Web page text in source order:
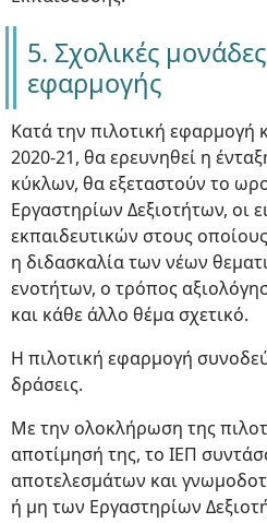
5. Σχολικές
εφαρμογής
Κατά την πιλοτική εφαρμογή
2020-21, θα ερευνηθεί η
κύκλων, θα εξεταστούν το
Εργαστηρίων Δεξιοτήτων, οι
εκπαιδευτικών στους
η διδασκαλία των νέων
ενοτήτων, ο τρόπος
και κάθε άλλο θέμα σχετικό.
Η πιλοτική εφαρμογή
δράσεις.
Με την ολοκλήρωση της
αποτίμησή της, το ΙΕΠ
αποτελεσμάτων και
ή μη των Εργαστηρίων